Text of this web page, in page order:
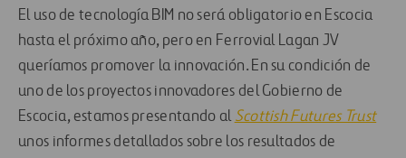
El uso de tecnología BIM no será obligatorio en Escocia
hasta el próximo año, pero en Ferrovial Lagan JV
queríamos promover la innovación. En su condición de
uno de los proyectos innovadores del Gobierno de
Escocia, estamos presentando al Scottish Futures Trust
unos informes detallados sobre los resultados de